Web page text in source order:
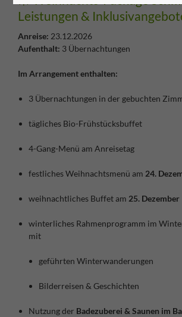
Leistungen &
Anreise: 23.12.2026
Aufenthalt: 3 Übernachtungen
Im Arrangement enthalten:
3 Übernachtungen in der gebuchten
tägliches Bio-Frühstücksbuffet
4-Gang-Menü am Anreisetag
festliches Weihnachtsmenü am 24.
weihnachtliches Buffet am 25. Dezember
winterliches Rahmenprogramm im
mit
geführten Winterwanderungen
Bilderreisen & Geschichten
Nutzung der Badezuberei & Saunen im